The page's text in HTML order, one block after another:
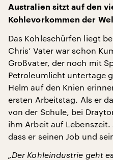
Australien sitzt auf den
Kohlevorkommen der
Das Kohleschürfen liegt
Chris‘ Vater war schon
Großvater, der noch mit
Petroleumlicht untertage
Helm auf den Knien
ersten Arbeitstag. Als er
von der Schule, bei
ihm Arbeit auf
dass er seinen Job und
„Der Kohleindustrie geht